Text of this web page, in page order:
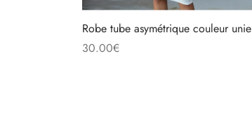
Robe tube asymétrique couleur unie
30.00€